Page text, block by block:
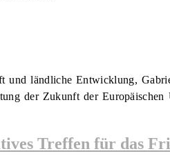
ländliche Entwicklung,
der Zukunft der
Treffen für das